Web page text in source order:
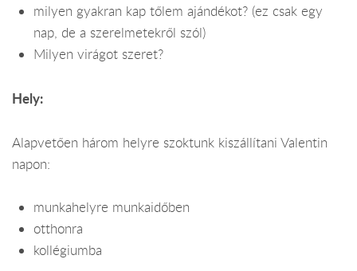
milyen gyakran kap tőlem ajándékot? (ez csak egy
nap, de a szerelmetekről szól)
Milyen virágot szeret?
Hely:
Alapvetően három helyre szoktunk kiszállítani Valentin
napon:
munkahelyre munkaidőben
otthonra
kollégiumba